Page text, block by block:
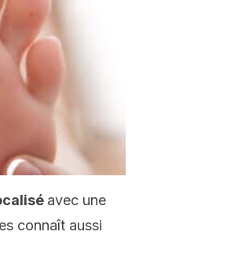
avec une
connaît aussi